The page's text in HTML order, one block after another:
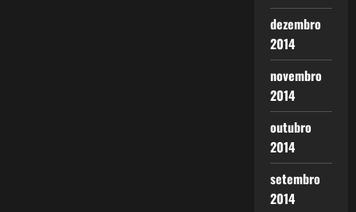
dezembro
2014
novembro
2014
outubro
2014
setembro
2014